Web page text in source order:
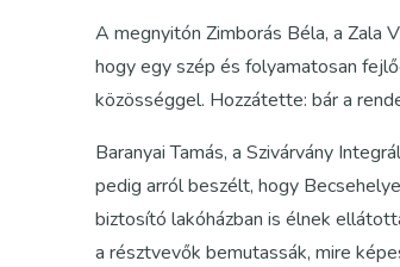
A megnyitón Zimborás Béla, a Zala
hogy egy szép és folyamatosan
közösséggel. Hozzátette: bár a
Baranyai Tamás, a Szivárvány
pedig arról beszélt, hogy
biztosító lakóházban is élnek
a résztvevők bemutassák, mire